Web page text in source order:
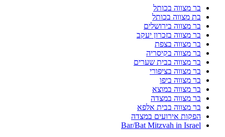
בר מצווה בכותל
בת מצווה בכותל
בר מצווה בירושלים
בר מצווה בזכרון יעקב
בר מצווה בצפת
בר מצווה בקיסריה
בר מצווה בבית שערים
בר מצווה בציפורי
בר מצווה ביפו
בר מצווה במוצא
בר מצווה במצדה
בר מצווה בבית אלפא
הפקות אירועים במצדה
Bar/Bat Mitzvah in Israel